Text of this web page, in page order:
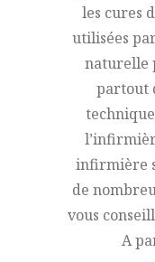
les cures
utilisées
naturelle
partout
infirmière
de
vous
A